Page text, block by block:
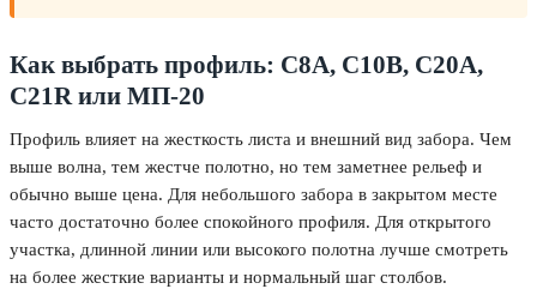
Как выбрать профиль: С8А, С10В, С20А,
С21R или МП-20
Профиль влияет на жесткость листа и внешний вид забора. Чем
выше волна, тем жестче полотно, но тем заметнее рельеф и
обычно выше цена. Для небольшого забора в закрытом месте
часто достаточно более спокойного профиля. Для открытого
участка, длинной линии или высокого полотна лучше смотреть
на более жесткие варианты и нормальный шаг столбов.